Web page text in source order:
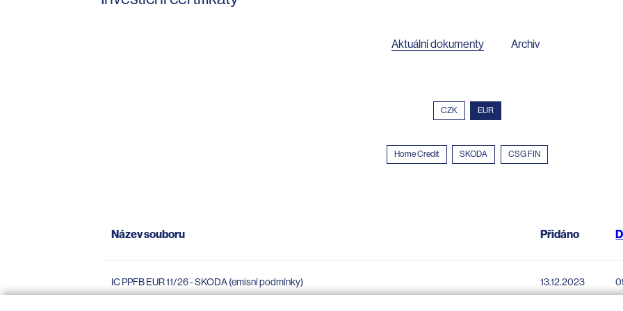
Aktuální dokumenty Archiv
CZK EUR
Home Credit SKODA CSG FIN
Název souboru Přidáno
IC PPFB EUR 11/26 - SKODA (emisní podmínky) 13.12.2023